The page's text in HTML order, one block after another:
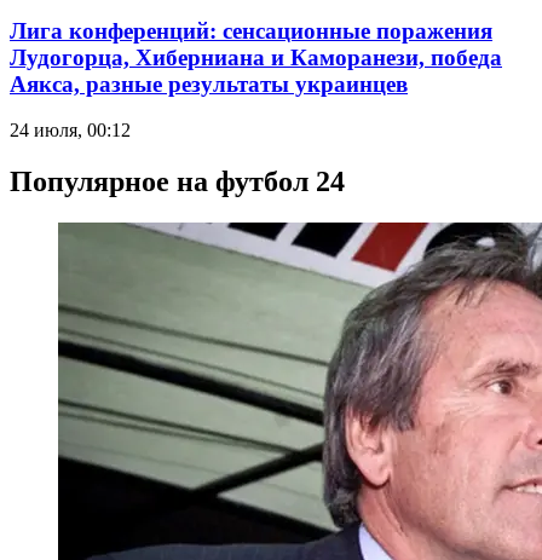
Лига конференций: сенсационные поражения
Лудогорца, Хиберниана и Каморанези, победа
Аякса, разные результаты украинцев
24 июля, 00:12
Популярное на футбол 24